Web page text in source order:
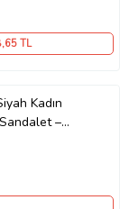
,65 TL
Kadın
–
Medikal